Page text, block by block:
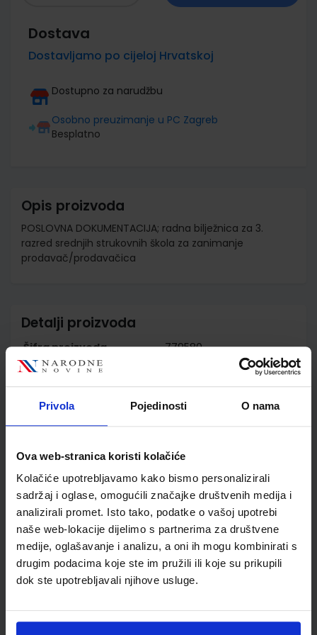
Privola Pojedinosti O nama
Ova web-stranica koristi kolačiće
Kolačiće upotrebljavamo kako bismo personalizirali
sadržaj i oglase, omogućili značajke društvenih medija i
analizirali promet. Isto tako, podatke o vašoj upotrebi
naše web-lokacije dijelimo s partnerima za društvene
medije, oglašavanje i analizu, a oni ih mogu kombinirati s
drugim podacima koje ste im pružili ili koje su prikupili
dok ste upotrebljavali njihove usluge.
Dostava
Dostavljamo po cijeloj Hrvatskoj
Dostupno za narudžbu
Osobno preuzimanje u PC Zagreb
Besplatno
Opis proizvoda
POSLOVNA DOKUMENTACIJA; radna bilježnica za 3.
razred srednjih strukovnih škola za zanimanje
prodavač/prodavačica
Detalji proizvoda
Šifra proizvoda
779580
Jedinična mjera
Nakladnik
ŠKOLSKA KNJIGA d.d.
Autor
Nevenka Hruškar Sandra
Vrsta školske knjige
RADNA BILJEŽNICA
Vrsta škole
3 STRUKOVNA
Nastavni predmet
TRGOVAČKE ŠKOLE
Reg br min
5365